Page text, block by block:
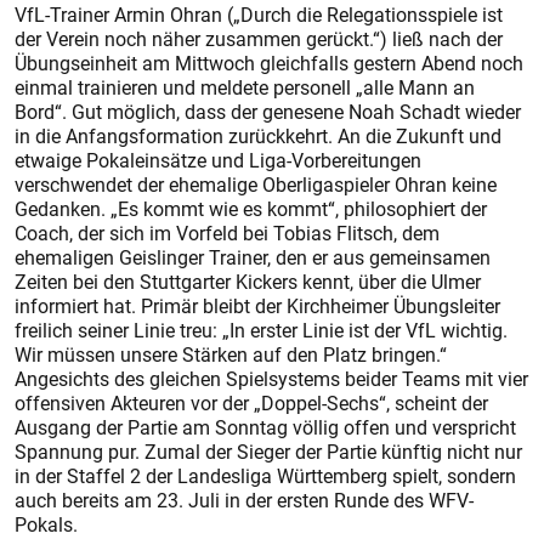
VfL-Trainer Armin Ohran („Durch die Relegationsspiele ist
der Verein noch näher zusammen gerückt.“) ließ nach der
Übungseinheit am Mittwoch gleichfalls gestern Abend noch
einmal trainieren und meldete personell „alle Mann an
Bord“. Gut möglich, dass der genesene Noah Schadt wieder
in die Anfangsformation zurückkehrt. An die Zukunft und
etwaige Pokaleinsätze und Liga-Vorbereitungen
verschwendet der ehemalige Oberligaspieler Ohran keine
Gedanken. „Es kommt wie es kommt“, philosophiert der
Coach, der sich im Vorfeld bei Tobias Flitsch, dem
ehemaligen Geislinger Trainer, den er aus gemeinsamen
Zeiten bei den Stuttgarter Kickers kennt, über die Ulmer
informiert hat. Primär bleibt der Kirchheimer Übungsleiter
freilich seiner Linie treu: „In erster Linie ist der VfL wichtig.
Wir müssen unsere Stärken auf den Platz bringen.“
Angesichts des gleichen Spielsystems beider Teams mit vier
offensiven Akteuren vor der „Doppel-Sechs“, scheint der
Ausgang der Partie am Sonntag völlig offen und verspricht
Spannung pur. Zumal der Sieger der Partie künftig nicht nur
in der Staffel 2 der Landesliga Württemberg spielt, sondern
auch bereits am 23. Juli in der ersten Runde des WFV-
Pokals.